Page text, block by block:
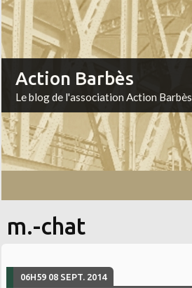
Action Barbès
Le blog de l'association Action Barbès
m.-chat
06H59 08 SEPT. 2014